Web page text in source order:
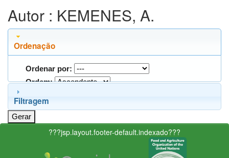
Autor : KEMENES, A.
Ordenação
Ordenar por:
Ordem:
Filtragem
???jsp.layout.footer-default.indexado???